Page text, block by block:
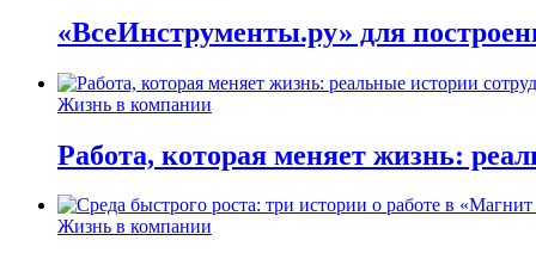
«ВсеИнструменты.ру» для
Жизнь в компании
Работа, которая меняет жизнь:
Жизнь в компании